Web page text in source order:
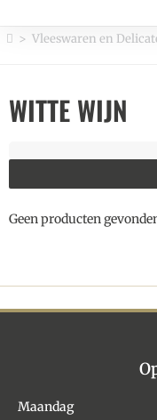
> Vleeswaren en
WITTE WIJN
Geen producten
Maandag